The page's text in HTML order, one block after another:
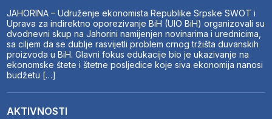
JAHORINA – Udruženje ekonomista Republike Srpske SWOT i
Uprava za indirektno oporezivanje BiH (UIO BiH) organizovali su
dvodnevni skup na Jahorini namijenjen novinarima i urednicima,
sa ciljem da se dublje rasvijetli problem crnog tržišta duvanskih
proizvoda u BiH. Glavni fokus edukacije bio je ukazivanje na
ekonomske štete i štetne posljedice koje siva ekonomija nanosi
budžetu […]
AKTIVNOSTI